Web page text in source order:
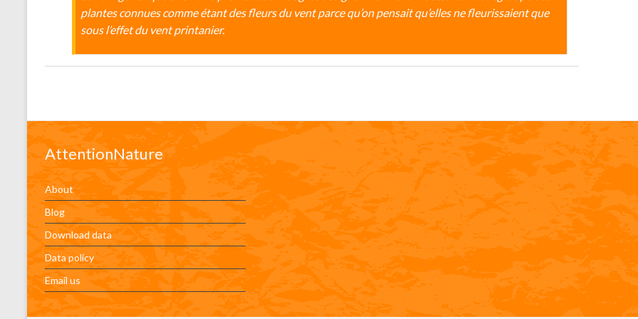
plantes connues comme étant des fleurs du vent parce qu’on pensait qu’elles ne fleurissaient que
sous l’effet du vent printanier.
AttentionNature
About
Blog
Download data
Data policy
Email us